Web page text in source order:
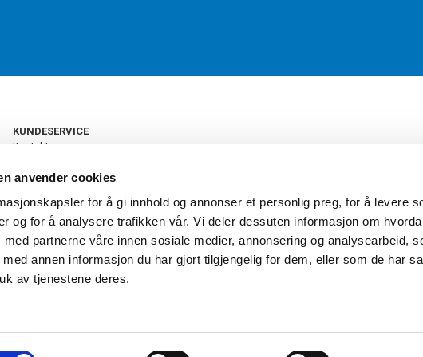
anvender cookies
for å gi innhold og annonser et personlig preg, for å levere
og for å analysere trafikken vår. Vi deler dessuten informasjon om
med partnerne våre innen sosiale medier, annonsering og analysearbeid,
annen informasjon du har gjort tilgjengelig for dem, eller som de har
av tjenestene deres.
KUNDESERVICE
Kontakt oss
Retur og bytte
Personvern
Frakt og levering
Ledige stillinger
FAQ - Ofte stilte spørsmål
Åpenhetsloven
Torshov Sport har over 90 års
klubbhandel. Torshov Sport har
Drammen, Sandvika Storsenter